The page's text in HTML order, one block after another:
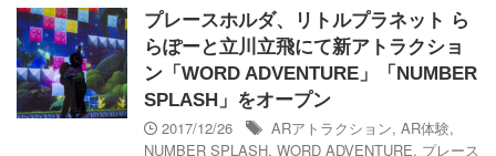
プレースホルダ、リトルプラネット ら
らぽーと立川立飛にて新アトラクショ
ン「WORD ADVENTURE」「NUMBER
SPLASH」をオープン
2017/12/26
ARアトラクション, AR体験,
NUMBER SPLASH, WORD ADVENTURE, プレース